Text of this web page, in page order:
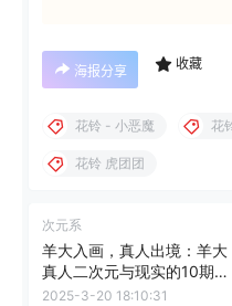
海报分享 收藏
花铃 - 小恶魔 花
花铃 虎团团
次元系
羊大入画，真人出境：羊大
真人二次元与现实的10期图
集完美交融
2025-3-20 18:10:31